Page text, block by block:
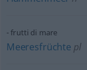
frutti di mare
Meeresfrüchte pl